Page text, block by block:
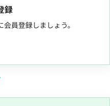
録
員登録しましょう。